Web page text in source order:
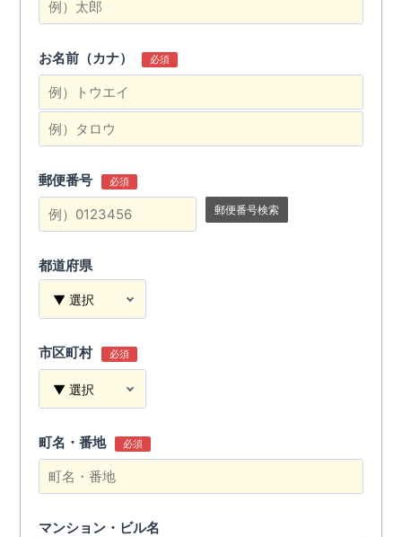
お名前（カナ） 必須
郵便番号 必須
郵便番号検索
都道府県
市区町村 必須
町名・番地 必須
マンション・ビル名